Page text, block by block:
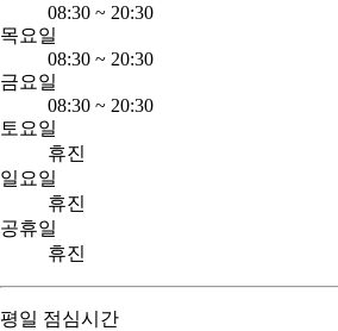
08:30 ~ 20:30
목요일
08:30 ~ 20:30
금요일
08:30 ~ 20:30
토요일
휴진
일요일
휴진
공휴일
휴진
평일 점심시간